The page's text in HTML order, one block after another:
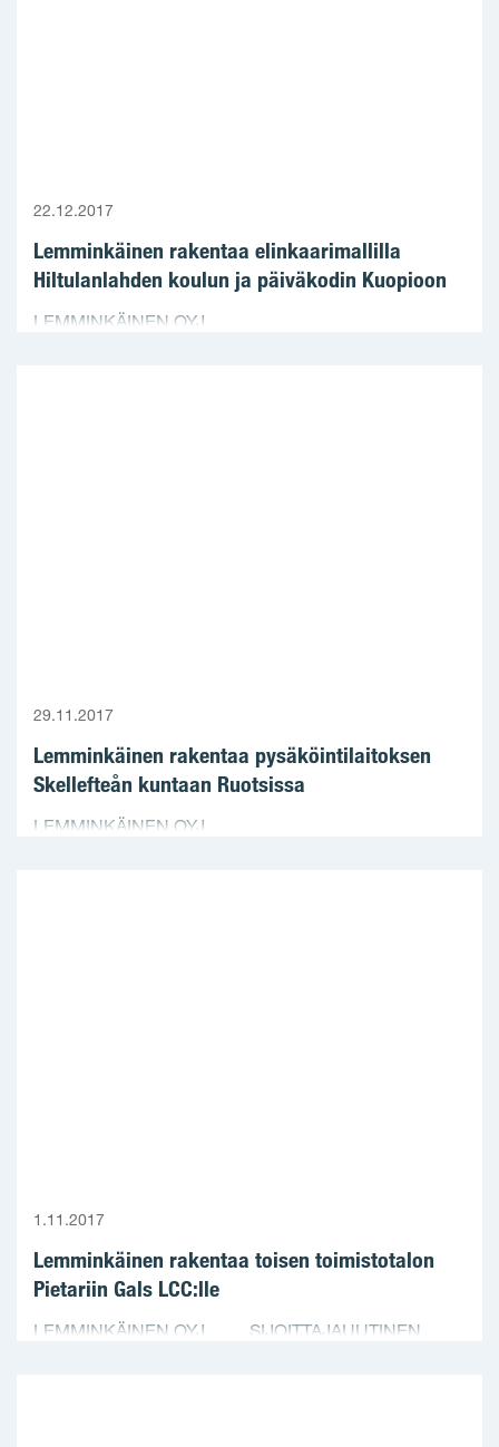
22.12.2017
Lemminkäinen rakentaa elinkaarimallilla
Hiltulanlahden koulun ja päiväkodin Kuopioon
LEMMINKÄINEN OYJ ...
29.11.2017
Lemminkäinen rakentaa pysäköintilaitoksen
Skellefteån kuntaan Ruotsissa
LEMMINKÄINEN OYJ ...
1.11.2017
Lemminkäinen rakentaa toisen toimistotalon
Pietariin Gals LCC:lle
LEMMINKÄINEN OYJ SIJOITTAJAUUTINEN ...